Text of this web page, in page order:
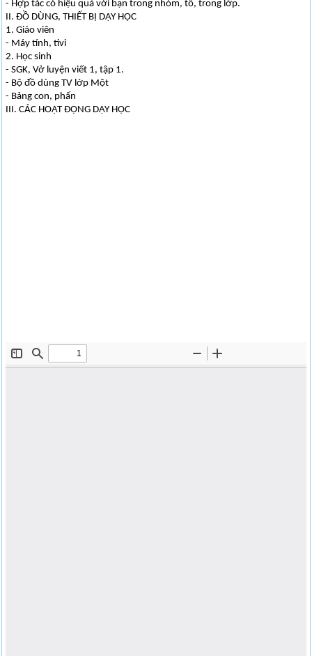
- Hợp tác có hiệu quả với bạn trong nhóm, tổ, trong lớp.
II. ĐỒ DÙNG, THIẾT BỊ DẠY HỌC
1. Giáo viên
- Máy tính, tivi
2. Học sinh
- SGK, Vở luyện viết 1, tập 1.
- Bộ đồ dùng TV lớp Một
- Bảng con, phấn
III. CÁC HOẠT ĐỘNG DẠY HỌC